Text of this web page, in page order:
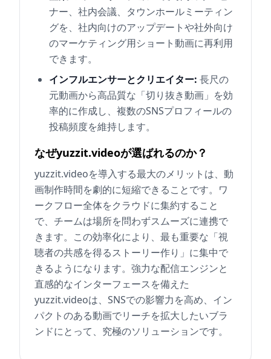
ナー、社内会議、タウンホールミーティン
グを、社内向けのアップデートや社外向け
のマーケティング用ショート動画に再利用
できます。
インフルエンサーとクリエイター: 長尺の
元動画から高品質な「切り抜き動画」を効
率的に作成し、複数のSNSプロフィールの
投稿頻度を維持します。
なぜyuzzit.videoが選ばれるのか？
yuzzit.videoを導入する最大のメリットは、動
画制作時間を劇的に短縮できることです。ワ
ークフロー全体をクラウドに集約すること
で、チームは場所を問わずスムーズに連携で
きます。この効率化により、最も重要な「視
聴者の共感を得るストーリー作り」に集中で
きるようになります。強力な配信エンジンと
直感的なインターフェースを備えた
yuzzit.videoは、SNSでの影響力を高め、イン
パクトのある動画でリーチを拡大したいブラ
ンドにとって、究極のソリューションです。